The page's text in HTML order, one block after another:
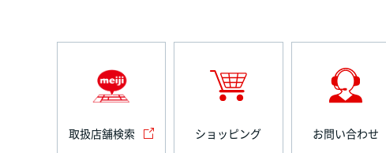
取扱店舗検索 ショッピング お問い合わせ